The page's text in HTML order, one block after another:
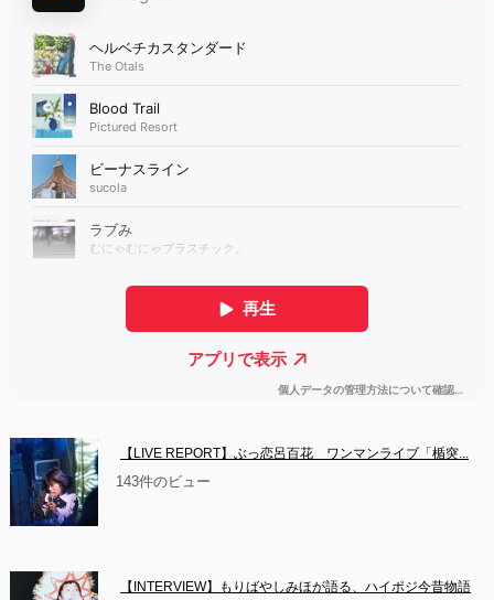
【LIVE REPORT】ぶっ恋呂百花　ワンマンライブ「楯突...
143件のビュー
【INTERVIEW】もりばやしみほが語る、ハイポジ今昔物語